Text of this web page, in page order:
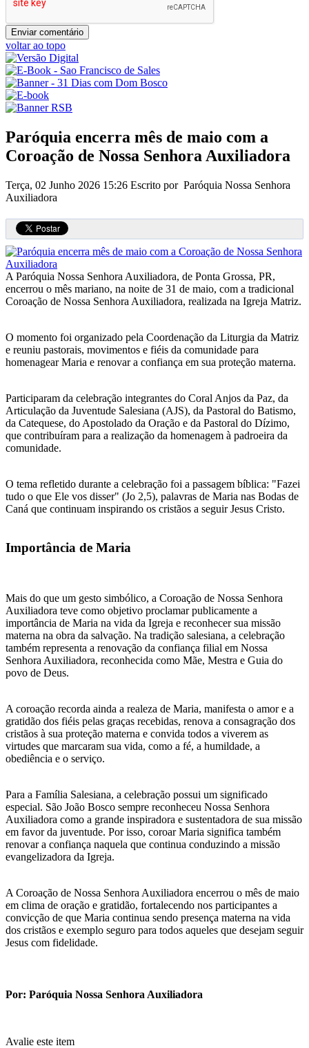
voltar ao topo
Paróquia encerra mês de maio com a
Coroação de Nossa Senhora Auxiliadora
Terça, 02 Junho 2026 15:26 Escrito por Paróquia Nossa Senhora
Auxiliadora
A Paróquia Nossa Senhora Auxiliadora, de Ponta Grossa, PR,
encerrou o mês mariano, na noite de 31 de maio, com a tradicional
Coroação de Nossa Senhora Auxiliadora, realizada na Igreja Matriz.
O momento foi organizado pela Coordenação da Liturgia da Matriz
e reuniu pastorais, movimentos e fiéis da comunidade para
homenagear Maria e renovar a confiança em sua proteção materna.
Participaram da celebração integrantes do Coral Anjos da Paz, da
Articulação da Juventude Salesiana (AJS), da Pastoral do Batismo,
da Catequese, do Apostolado da Oração e da Pastoral do Dízimo,
que contribuíram para a realização da homenagem à padroeira da
comunidade.
O tema refletido durante a celebração foi a passagem bíblica: "Fazei
tudo o que Ele vos disser" (Jo 2,5), palavras de Maria nas Bodas de
Caná que continuam inspirando os cristãos a seguir Jesus Cristo.
Importância de Maria
Mais do que um gesto simbólico, a Coroação de Nossa Senhora
Auxiliadora teve como objetivo proclamar publicamente a
importância de Maria na vida da Igreja e reconhecer sua missão
materna na obra da salvação. Na tradição salesiana, a celebração
também representa a renovação da confiança filial em Nossa
Senhora Auxiliadora, reconhecida como Mãe, Mestra e Guia do
povo de Deus.
A coroação recorda ainda a realeza de Maria, manifesta o amor e a
gratidão dos fiéis pelas graças recebidas, renova a consagração dos
cristãos à sua proteção materna e convida todos a viverem as
virtudes que marcaram sua vida, como a fé, a humildade, a
obediência e o serviço.
Para a Família Salesiana, a celebração possui um significado
especial. São João Bosco sempre reconheceu Nossa Senhora
Auxiliadora como a grande inspiradora e sustentadora de sua missão
em favor da juventude. Por isso, coroar Maria significa também
renovar a confiança naquela que continua conduzindo a missão
evangelizadora da Igreja.
A Coroação de Nossa Senhora Auxiliadora encerrou o mês de maio
em clima de oração e gratidão, fortalecendo nos participantes a
convicção de que Maria continua sendo presença materna na vida
dos cristãos e exemplo seguro para todos aqueles que desejam seguir
Jesus com fidelidade.
Por: Paróquia Nossa Senhora Auxiliadora
Avalie este item